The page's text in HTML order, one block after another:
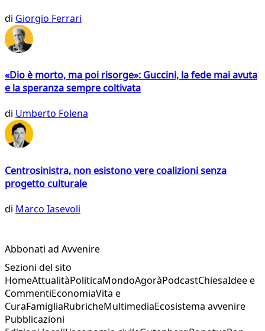
di Giorgio Ferrari
«Dio è morto, ma poi risorge»: Guccini, la fede mai avuta
e la speranza sempre coltivata
di Umberto Folena
Centrosinistra, non esistono vere coalizioni senza
progetto culturale
di Marco Iasevoli
Abbonati ad Avvenire
Sezioni del sito
HomeAttualitàPoliticaMondoAgoràPodcastChiesaIdee e
CommentiEconomiaVita e
CuraFamigliaRubricheMultimediaEcosistema avvenire
Pubblicazioni